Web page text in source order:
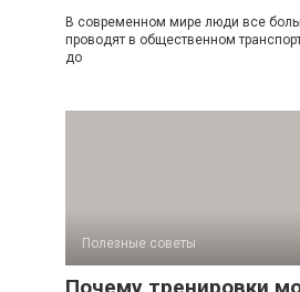
В современном мире люди все
проводят в общественном
до
Полезные советы
Почему тренировки